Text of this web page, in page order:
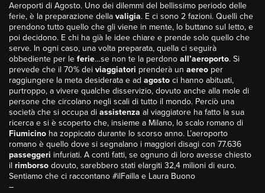
Aeroporti di Agosto. Uno dei dilemmi del bellissimo periodo delle
ferie, è la preparazione della valigia. E ci sono 2 fazioni. Quelli che
prendono tutto quello che gli viene in mente, lo buttano sul letto, e
poi decidono. E chi ha già le idee chiare e prende solo quello che
serve. In ogni caso, una volta preparata, quella ci seguirà
obbediente per le ferie…se non te la perdono all’aeroporto. Si
prevede che il 70% dei viaggiatori prenderà un aereo per
raggiungere la meta desiderata e ad agosto ci hanno abituati,
purtroppo, a vivere qualche disservizio, dovuto anche alla mole di
persone che circolano negli scali di tutto il mondo. Perciò una
società che si occupa di assistenza al viaggiatore ha fatto la sua
ricerca e si è scoperto che, insieme a Milano, lo scalo romano di
Fiumicino ha zoppicato durante lo scorso anno. L’aeroporto
romano è quello dove si segnalano i maggiori disagi con 77.636
passeggeri infuriati. A conti fatti, se ognuno di loro avesse chiesto
il rimborso dovuto, sarebbero stati elargiti 32,4 milioni di euro.
Sentiamo che ci raccontano #ilFailla e Laura Buono
–